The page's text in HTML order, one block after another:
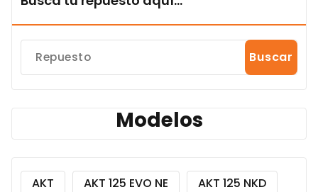
Buscar
Modelos
AKT AKT 125 EVO NE
AKT 125 NKD